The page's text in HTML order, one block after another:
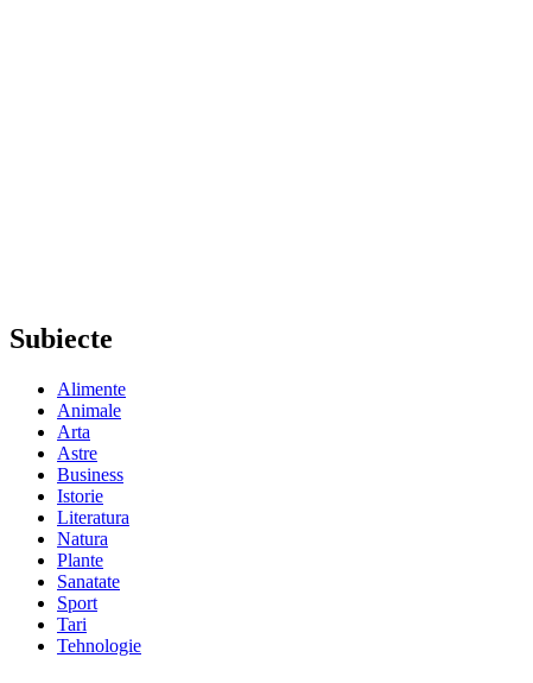
Subiecte
Alimente
Animale
Arta
Astre
Business
Istorie
Literatura
Natura
Plante
Sanatate
Sport
Tari
Tehnologie